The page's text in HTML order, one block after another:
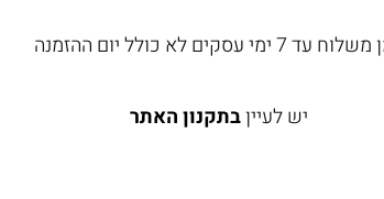
עד 7 ימי עסקים לא כולל יום ההזמנה
יש לעייןבתקנון האתר